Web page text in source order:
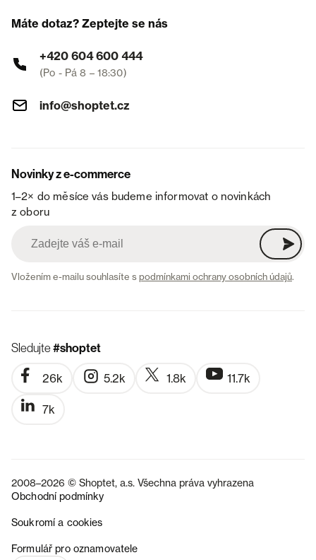
Máte dotaz? Zeptejte se nás
+420 604 600 444
(Po - Pá 8 – 18:30)
info@shoptet.cz
Novinky z e-commerce
1–2× do měsíce vás budeme informovat o novinkách
z oboru
Vložením e-mailu souhlasíte spodmínkami ochrany osobních údajů.
Sledujte#shoptet
26k 5.2k 1.8k 11.7k
7k
2008–2026 © Shoptet, a.s. Všechna práva vyhrazena
Obchodní podmínky
Soukromí a cookies
Formulář pro oznamovatele